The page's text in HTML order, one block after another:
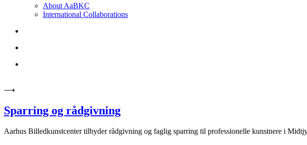
About AaBKC
International Collaborations
⟶
Sparring og rådgivning
Aarhus Billedkunstcenter tilbyder rådgivning og faglig sparring til professionelle kunstnere i